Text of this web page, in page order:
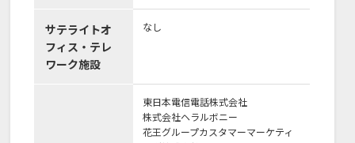
サテライトオ
フィス・テレ
ワーク施設
なし
東日本電信電話株式会社
株式会社ヘラルボニー
花王グループカスタマーマーケティ